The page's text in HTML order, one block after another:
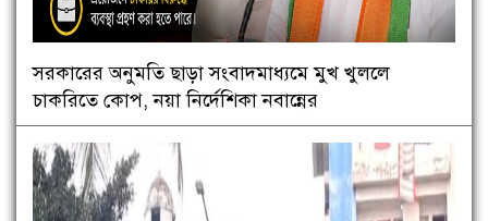
সরকারের অনুমতি ছাড়া সংবাদমাধ্যমে মুখ খুললে
চাকরিতে কোপ, নয়া নির্দেশিকা নবান্নের